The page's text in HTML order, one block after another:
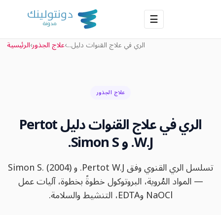
☰
الرئيسية›علاج الجذور›الري في علاج القنوات دليل...
علاج الجذور
الري في علاج القنوات دليل Pertot
W.J. و Simon S.
تسلسل الري القنوي وفق Pertot W.J. و Simon S. (2004)
— المواد المُروية، البروتوكول خطوةً بخطوة، آليات عمل
NaOCl وEDTA، التنشيط والسلامة.